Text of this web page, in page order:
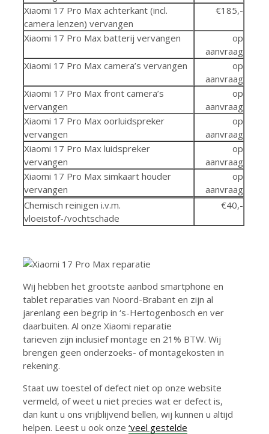
Xiaomi 17 Pro Max achterkant (incl.
camera lenzen) vervangen
€185,-
Xiaomi 17 Pro Max batterij vervangen
op
aanvraag
Xiaomi 17 Pro Max camera’s vervangen
op
aanvraag
Xiaomi 17 Pro Max front camera’s
vervangen
op
aanvraag
Xiaomi 17 Pro Max oorluidspreker
vervangen
op
aanvraag
Xiaomi 17 Pro Max luidspreker
vervangen
op
aanvraag
Xiaomi 17 Pro Max simkaart houder
vervangen
op
aanvraag
Chemisch reinigen i.v.m.
vloeistof-/vochtschade
€40,-
Wij hebben het grootste aanbod smartphone en
tablet reparaties van Noord-Brabant en zijn al
jarenlang een begrip in ‘s-Hertogenbosch en ver
daarbuiten. Al onze Xiaomi reparatie
tarieven zijn inclusief montage en 21% BTW. Wij
brengen geen onderzoeks- of montagekosten in
rekening.
Staat uw toestel of defect niet op onze website
vermeld, of weet u niet precies wat er defect is,
dan kunt u ons vrijblijvend bellen, wij kunnen u altijd
helpen. Leest u ook onze ‘veel gestelde